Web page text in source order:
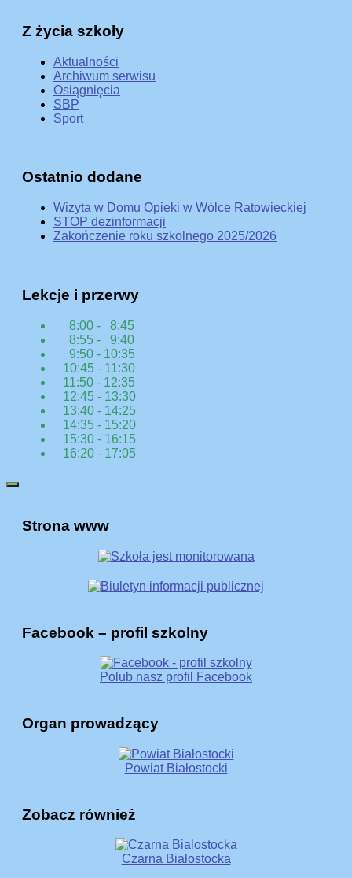
Z życia szkoły
Aktualności
Archiwum serwisu
Osiągnięcia
SBP
Sport
Ostatnio dodane
Wizyta w Domu Opieki w Wólce Ratowieckiej
STOP dezinformacji
Zakończenie roku szkolnego 2025/2026
Lekcje i przerwy
8:00 - 8:45
8:55 - 9:40
9:50 - 10:35
10:45 - 11:30
11:50 - 12:35
12:45 - 13:30
13:40 - 14:25
14:35 - 15:20
15:30 - 16:15
16:20 - 17:05
Strona www
Facebook – profil szkolny
Polub nasz profil Facebook
Organ prowadzący
Powiat Białostocki
Zobacz również
Czarna Białostocka